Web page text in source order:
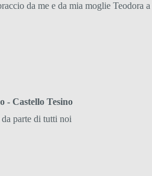
da me e da mia moglie Teodora
- Castello Tesino
parte di tutti noi